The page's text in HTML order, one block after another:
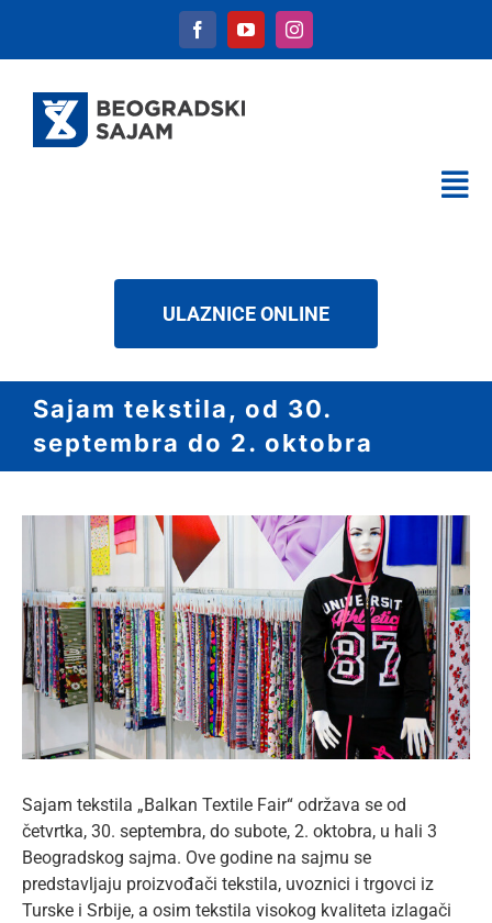
content
USLUGE
DOWNLOAD
KONTAKT
ULAZNICE ONLINE
Sajam tekstila, od 30.
septembra do 2. oktobra
Sajam tekstila „Balkan Textile Fair“ održava se od
četvrtka, 30. septembra, do subote, 2. oktobra, u hali 3
Beogradskog sajma. Ove godine na sajmu se
predstavljaju proizvođači tekstila, uvoznici i trgovci iz
Turske i Srbije, a osim tekstila visokog kvaliteta izlagači